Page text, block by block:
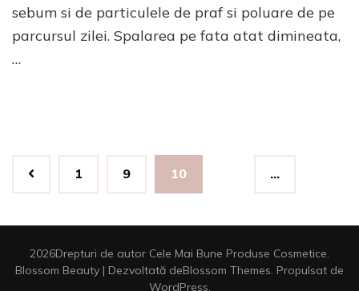
sebum si de particulele de praf si poluare de pe
parcursul zilei. Spalarea pe fata atat dimineata,
…
Paginație
Pagină
1 …
Pagină
9 Pagină
10
2026Drepturi de autor Cele Mai Bune Produse Cosmetice.
Blossom Beauty | Dezvoltată deBlossom Themes. Propulsat de
WordPress.